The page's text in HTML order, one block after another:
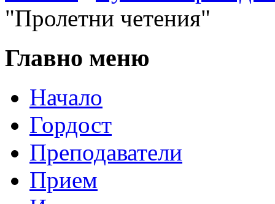
"Пролетни четения"
Главно меню
Начало
Гордост
Преподаватели
Прием